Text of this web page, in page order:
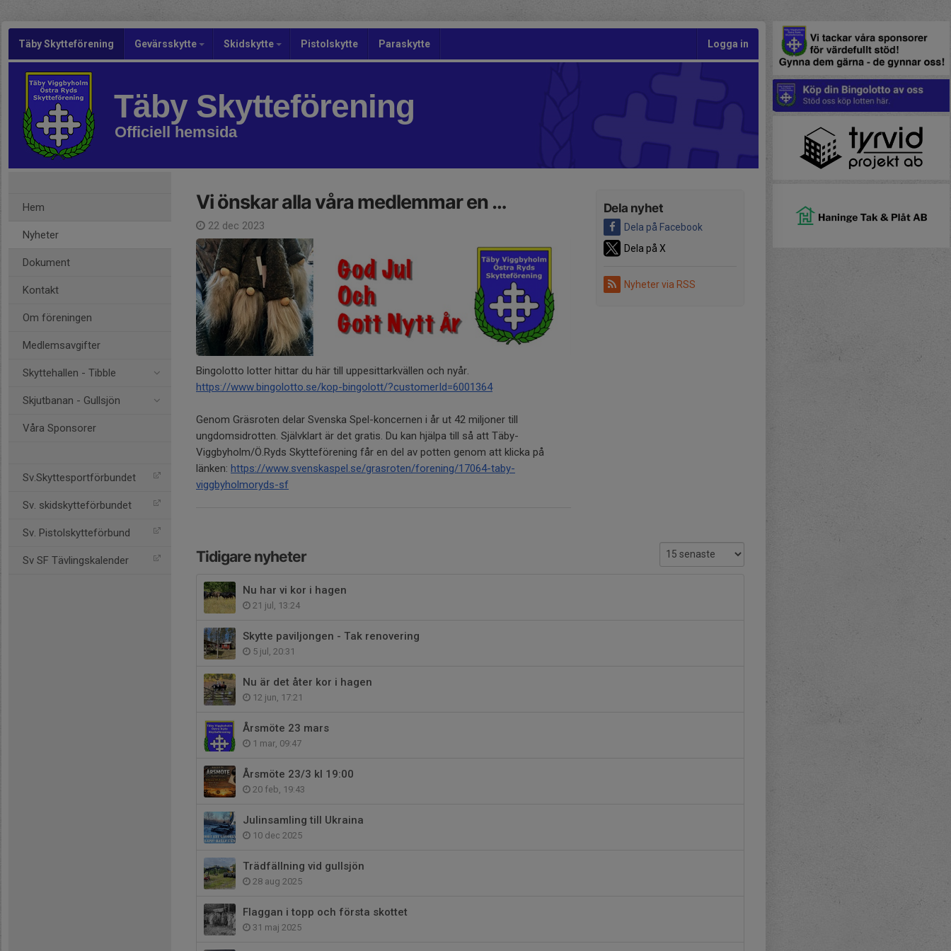
Täby Skytteförening Gevärsskytte Skidskytte Pistolskytte Paraskytte Logga in
Täby Skytteförening
Officiell hemsida
Hem
Nyheter
Dokument
Kontakt
Om föreningen
Medlemsavgifter
Skyttehallen - Tibble
Skjutbanan - Gullsjön
Våra Sponsorer
Sv.Skyttesportförbundet
Sv. skidskytteförbundet
Sv. Pistolskytteförbund
Sv SF Tävlingskalender
Dela nyhet
Dela på Facebook
Dela på X
Nyheter via RSS
Vi önskar alla våra medlemmar en …
22 dec 2023
Bingolotto lotter hittar du här till uppesittarkvällen och nyår.
https://www.bingolotto.se/kop-bingolott/?customerId=6001364
Genom Gräsroten delar Svenska Spel-koncernen i år ut 42 miljoner till
ungdomsidrotten. Självklart är det gratis. Du kan hjälpa till så att Täby-
Viggbyholm/Ö.Ryds Skytteförening får en del av potten genom att klicka på
länken: https://www.svenskaspel.se/grasroten/forening/17064-taby-
viggbyholmoryds-sf
Tidigare nyheter
Nu har vi kor i hagen
21 jul, 13:24
Skytte paviljongen - Tak renovering
5 jul, 20:31
Nu är det åter kor i hagen
12 jun, 17:21
Årsmöte 23 mars
1 mar, 09:47
Årsmöte 23/3 kl 19:00
20 feb, 19:43
Julinsamling till Ukraina
10 dec 2025
Trädfällning vid gullsjön
28 aug 2025
Flaggan i topp och första skottet
31 maj 2025